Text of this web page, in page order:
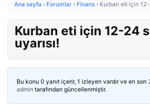
Ana sayfa › Forumlar › Finans › Kurban eti için 12-
Kurban eti için 12-24
uyarısı!
Bu konu 0 yanıt içerir, 1 izleyen vardır ve en son
admin tarafından güncellenmiştir.